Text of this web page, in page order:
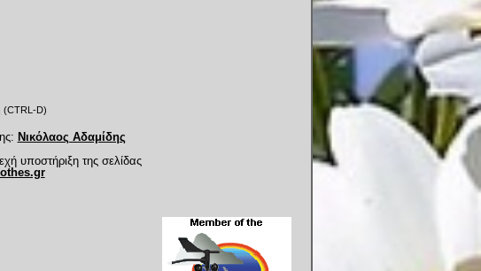
(CTRL-D)
Νικόλαος Αδαμίδης
υποστήριξη της σελίδας